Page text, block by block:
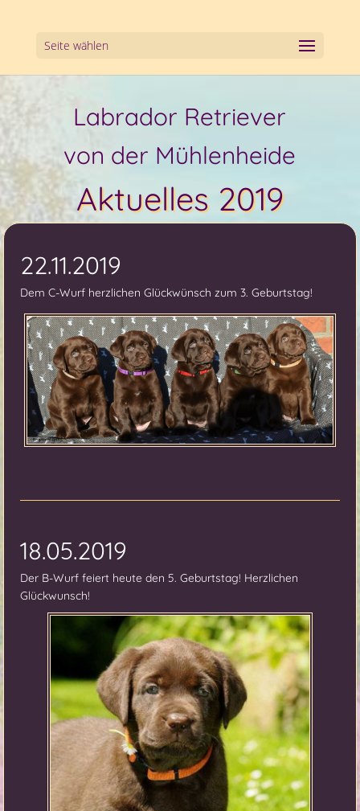
Seite wählen
Labrador Retriever
von der Mühlenheide
Aktuelles 2019
22.11.2019
Dem C-Wurf herzlichen Glückwünsch zum 3. Geburtstag!
18.05.2019
Der B-Wurf feiert heute den 5. Geburtstag! Herzlichen
Glückwunsch!